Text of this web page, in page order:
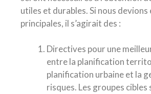
utiles et durables. Si nous devions
principales, il s’agirait des :
Directives pour une
entre la planification
planification urbaine et la
risques. Les groupes cibles